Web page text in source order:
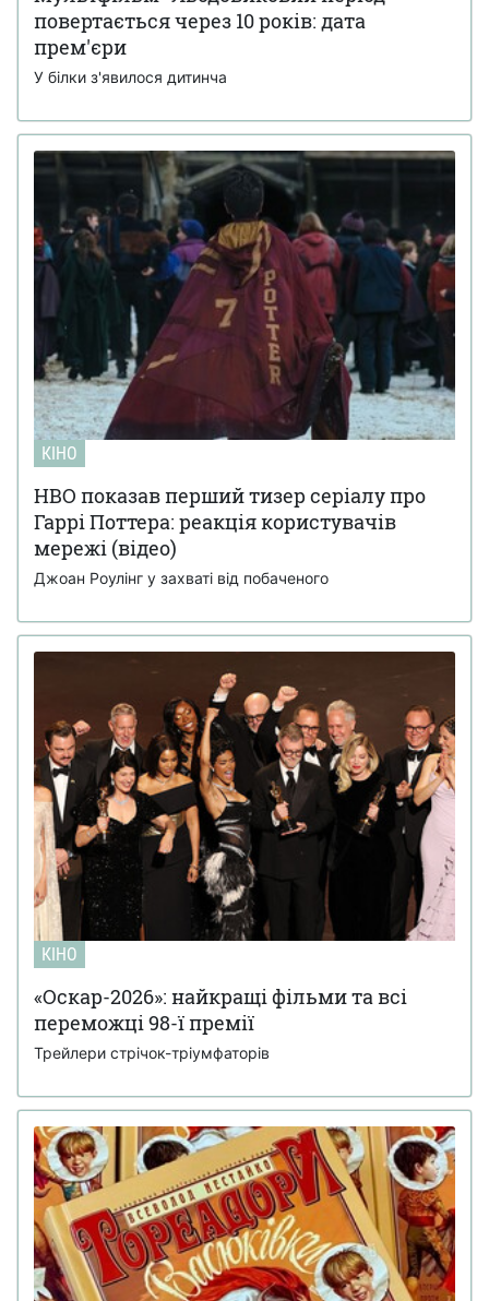
повертається через 10 років: дата
прем'єри
У білки з'явилося дитинча
КІНО
HBO показав перший тизер серіалу про
Гаррі Поттера: реакція користувачів
мережі (відео)
Джоан Роулінг у захваті від побаченого
КІНО
«Оскар-2026»: найкращі фільми та всі
переможці 98-ї премії
Трейлери стрічок-тріумфаторів